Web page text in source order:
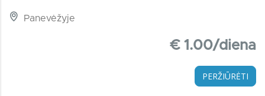
Panevėžyje
€ 1.00/diena
PERŽIŪRĖTI